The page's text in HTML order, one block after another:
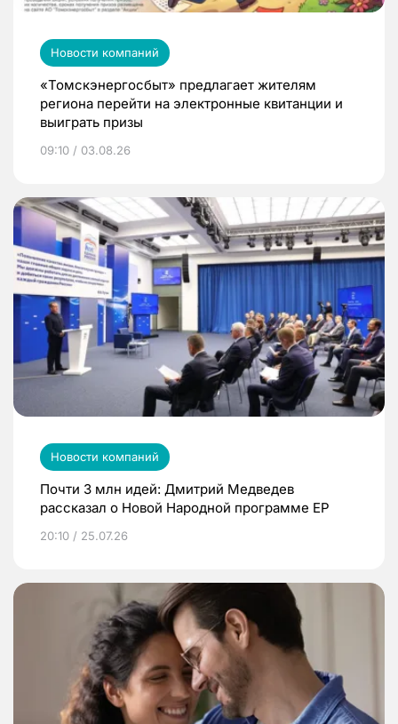
Новости компаний
«Томскэнергосбыт» предлагает жителям
региона перейти на электронные квитанции и
выиграть призы
09:10 / 03.08.26
Новости компаний
Почти 3 млн идей: Дмитрий Медведев
рассказал о Новой Народной программе ЕР
20:10 / 25.07.26